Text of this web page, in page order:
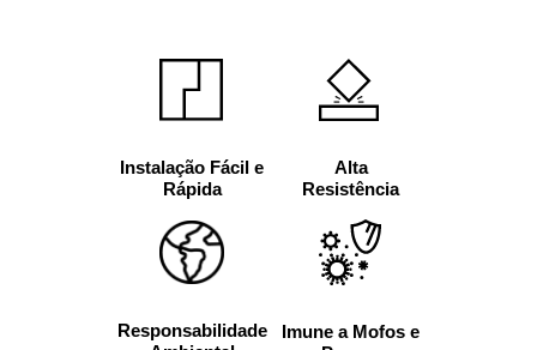
Instalação Fácil e
Rápida
Alta
Resistência
Responsabilidade
Imune a Mofos e